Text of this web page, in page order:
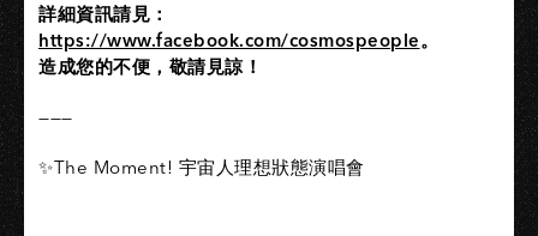
詳細資訊請見：
https://www.facebook.com/cosmospeople。
造成您的不便，敬請見諒！
———
✨The Moment! 宇宙人理想狀態演唱會​